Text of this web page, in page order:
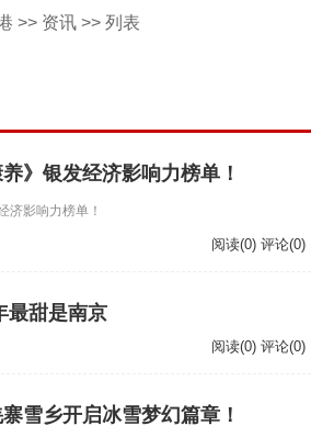
>> 资讯 >> 列表
》银发经济影响力榜单！
济影响力榜单！
阅读(0) 评论(0)
最甜是南京
阅读(0) 评论(0)
雪乡开启冰雪梦幻篇章！